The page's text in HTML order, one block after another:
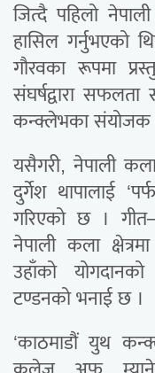
जित्दै पहिलो
हासिल गर्नुभएको
गौरवका रूपमा
संघर्षद्वारा
कन्क्लेभका संयोजक
यसैगरी, नेपाली कला
दुर्गेश थापालाई
गरिएको छ ।
नेपाली कला
उहाँको
टण्डनको भनाई छ ।
‘काठमाडौं युथ